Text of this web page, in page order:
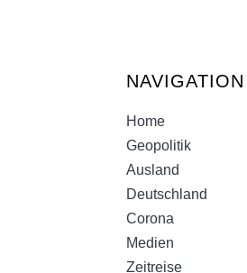
NAVIGATION
Home
Geopolitik
Ausland
Deutschland
Corona
Medien
Zeitreise